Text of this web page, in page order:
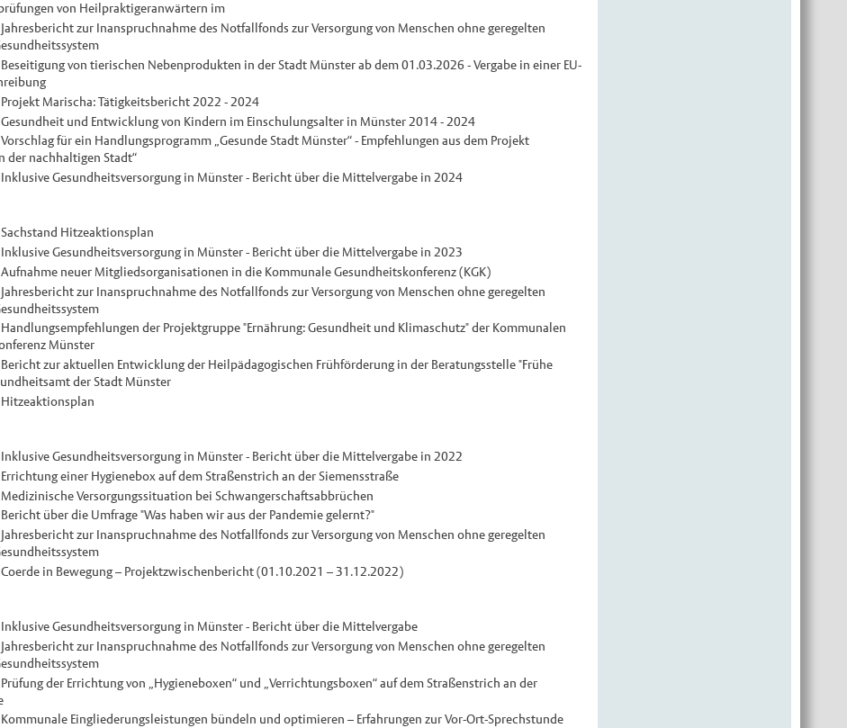
von Heilpraktigeranwärtern im
Jahresbericht zur Inanspruchnahme des Notfallfonds zur Versorgung von Menschen ohne geregelten
Beseitigung von tierischen Nebenprodukten in der Stadt Münster ab dem 01.03.2026 - Vergabe in einer EU-
Projekt Marischa: Tätigkeitsbericht 2022 - 2024
Gesundheit und Entwicklung von Kindern im Einschulungsalter in Münster 2014 - 2024
Vorschlag für ein Handlungsprogramm „Gesunde Stadt Münster“ - Empfehlungen aus dem Projekt
der nachhaltigen Stadt“
Inklusive Gesundheitsversorgung in Münster - Bericht über die Mittelvergabe in 2024
Hitzeaktionsplan
Gesundheitsversorgung in Münster - Bericht über die Mittelvergabe in 2023
neuer Mitgliedsorganisationen in die Kommunale Gesundheitskonferenz (KGK)
zur Inanspruchnahme des Notfallfonds zur Versorgung von Menschen ohne geregelten
der Projektgruppe "Ernährung: Gesundheit und Klimaschutz" der Kommunalen
Münster
zur aktuellen Entwicklung der Heilpädagogischen Frühförderung in der Beratungsstelle "Frühe
der Stadt Münster
Inklusive Gesundheitsversorgung in Münster - Bericht über die Mittelvergabe in 2022
Errichtung einer Hygienebox auf dem Straßenstrich an der Siemensstraße
Medizinische Versorgungssituation bei Schwangerschaftsabbrüchen
Bericht über die Umfrage "Was haben wir aus der Pandemie gelernt?"
Jahresbericht zur Inanspruchnahme des Notfallfonds zur Versorgung von Menschen ohne geregelten
Coerde in Bewegung – Projektzwischenbericht (01.10.2021 – 31.12.2022)
Inklusive Gesundheitsversorgung in Münster - Bericht über die Mittelvergabe
Jahresbericht zur Inanspruchnahme des Notfallfonds zur Versorgung von Menschen ohne geregelten
Prüfung der Errichtung von „Hygieneboxen“ und „Verrichtungsboxen“ auf dem Straßenstrich an der
Kommunale Eingliederungsleistungen bündeln und optimieren – Erfahrungen zur Vor-Ort-Sprechstunde